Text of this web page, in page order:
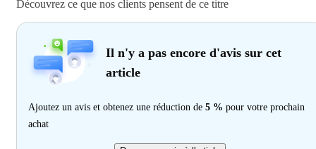
Découvrez ce que nos clients pensent de ce titre
Il n'y a pas encore d'avis sur cet
article
Ajoutez un avis et obtenez une réduction de 5 % pour votre prochain
achat